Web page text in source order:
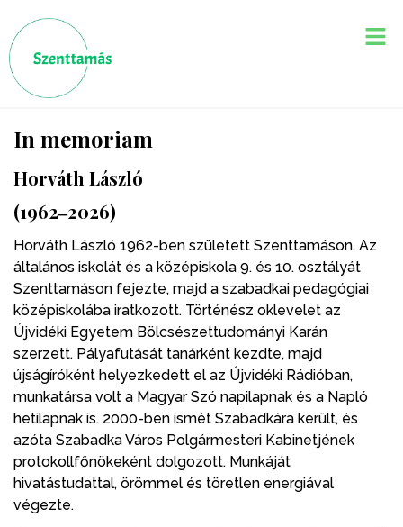
In memoriam
Horváth László
(1962‒2026)
Horváth László 1962-ben született Szenttamáson. Az
általános iskolát és a középiskola 9. és 10. osztályát
Szenttamáson fejezte, majd a szabadkai pedagógiai
középiskolába iratkozott. Történész oklevelet az
Újvidéki Egyetem Bölcsészettudományi Karán
szerzett. Pályafutását tanárként kezdte, majd
újságíróként helyezkedett el az Újvidéki Rádióban,
munkatársa volt a Magyar Szó napilapnak és a Napló
hetilapnak is. 2000-ben ismét Szabadkára került, és
azóta Szabadka Város Polgármesteri Kabinetjének
protokollfőnökeként dolgozott. Munkáját
hivatástudattal, örömmel és töretlen energiával
végezte.